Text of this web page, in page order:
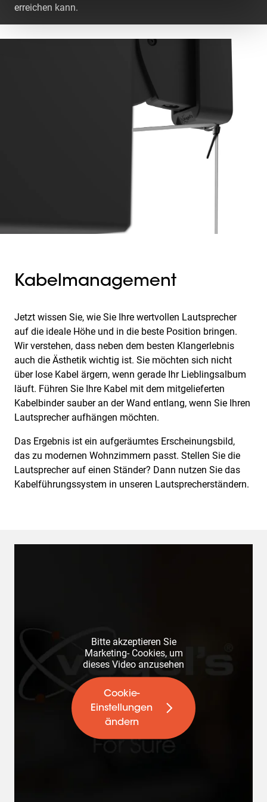
erreichen kann.
Kabelmanagement
Jetzt wissen Sie, wie Sie Ihre wertvollen Lautsprecher
auf die ideale Höhe und in die beste Position bringen.
Wir verstehen, dass neben dem besten Klangerlebnis
auch die Ästhetik wichtig ist. Sie möchten sich nicht
über lose Kabel ärgern, wenn gerade Ihr Lieblingsalbum
läuft. Führen Sie Ihre Kabel mit dem mitgelieferten
Kabelbinder sauber an der Wand entlang, wenn Sie Ihren
Lautsprecher aufhängen möchten.
Das Ergebnis ist ein aufgeräumtes Erscheinungsbild,
das zu modernen Wohnzimmern passt. Stellen Sie die
Lautsprecher auf einen Ständer? Dann nutzen Sie das
Kabelführungssystem in unseren Lautsprecherständern.
Bitte akzeptieren Sie
Marketing- Cookies, um
dieses Video anzusehen
Cookie-
Einstellungen
ändern